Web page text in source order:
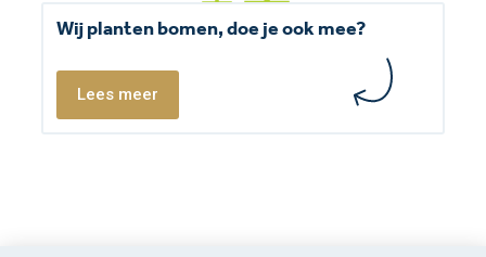
Wij planten bomen, doe je ook mee?
Lees meer